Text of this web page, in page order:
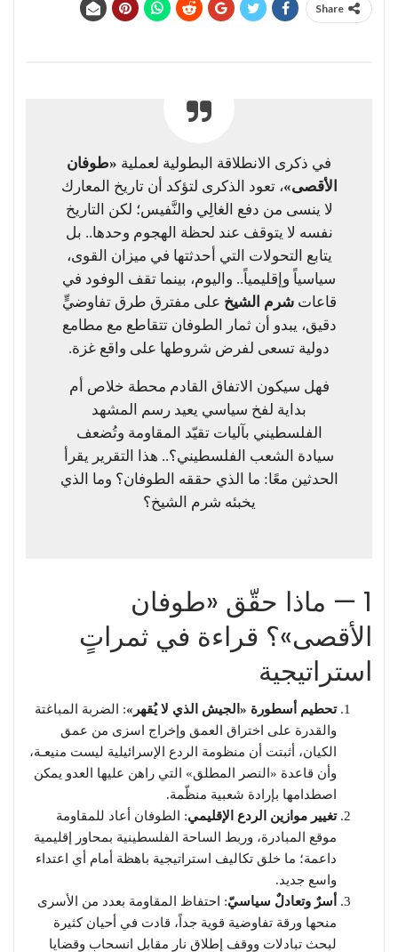
Share
في ذكرى الانطلاقة البطولية لعملية «طوفان
الأقصى»، تعود الذكرى لتؤكد أن تاريخ المعارك
لا ينسى من دفع الغالِي والنَّفيس؛ لكن التاريخ
نفسه لا يتوقف عند لحظة الهجوم وحدها.. بل
يتابع التحولات التي أحدثتها في ميزان القوى،
سياسياً وإقليمياً.. واليوم، بينما تقف الوفود في
قاعاتشرم الشيخ على مفترق طرق تفاوضيٍّ
دقيق، يبدو أن ثمار الطوفان تتقاطع مع مطامع
دولية تسعى لفرض شروطها على واقع غزة.
فهل سيكون الاتفاق القادم محطة خلاص أم
بداية لفخ سياسي يعيد رسم المشهد
الفلسطيني بآليات تقيّد المقاومة وتُضعف
سيادة الشعب الفلسطيني؟.. هذا التقرير يقرأ
الحدثين معًا: ما الذي حققه الطوفان؟ وما الذي
يخبئه شرم الشيخ؟
1 — ماذا حقّق «طوفان
الأقصى»؟ قراءة في ثمراتٍ
استراتيجية
تحطيم أسطورة «الجيش الذي لا يُقهر»: الضربة المباغتة
والقدرة على اختراق العمق وإخراج اسزى من عمق
الكيان، أثبتت أن منظومة الردع الإسرائيلية ليست منيعـة،
وأن قاعدة «النصر المطلق» التي راهن عليها العدو يمكن
اصطدامها بإرادة شعبية منظّمة.
تغيير موازين الردع الإقليمي: الطوفان أعاد للمقاومة
موقع المبادرة، وربط الساحة الفلسطينية بمحاور إقليمية
داعمة؛ ما خلق تكاليف استراتيجية باهظة أمام أي اعتداء
واسع جديد.
أسرٌ وتعادلٌ سياسيّ: احتفاظ المقاومة بعدد من الأسرى
منحها ورقة تفاوضية قوية جداً، قادت في أحيان كثيرة
لبحث تبادلات ووقف إطلاق نار مقابل انسحاب وقضايا